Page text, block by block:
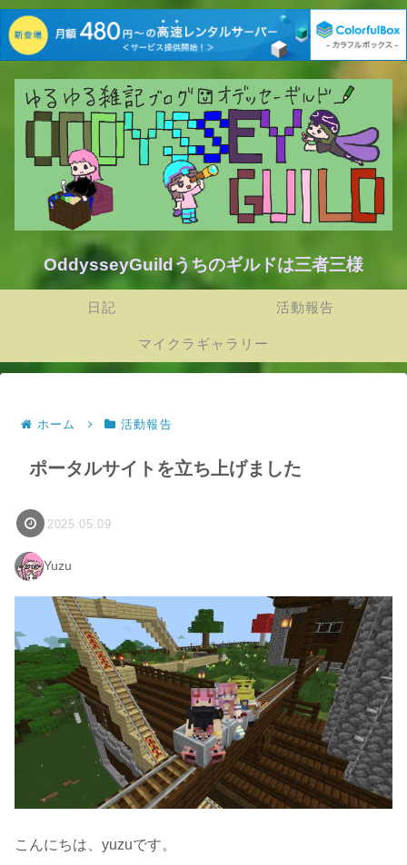
OddysseyGuildうちのギルドは三者三様
日記 活動報告
マイクラギャラリー
ホーム 活動報告
ポータルサイトを立ち上げました
2025.05.09
Yuzu
こんにちは、yuzuです。